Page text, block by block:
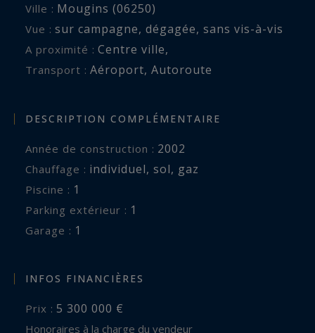
écoles internationales, de Cannes et de
l’aéroport international de Nice, cette villa
constitue une adresse idéale pour une résidence
principale comme pour une élégante résidence
Pour plus d’informations ou organiser une visite
privée, contactez Côte d’Azur Sotheby’s
International Realty, votre référence de
l’immobilier de prestige à Mougins et sur la Côte
Ville : Mougins (06250)
Vue : sur campagne, dégagée, sans vis-à-vis
A proximité : Centre ville,
Transport : Aéroport, Autoroute
DESCRIPTION COMPLÉMENTAIRE
Année de construction : 2002
Chauffage : individuel, sol, gaz
piscine : 1
parking extérieur : 1
garage : 1
INFOS FINANCIÈRES
Prix : 5 300 000 €
Honoraires à la charge du vendeur